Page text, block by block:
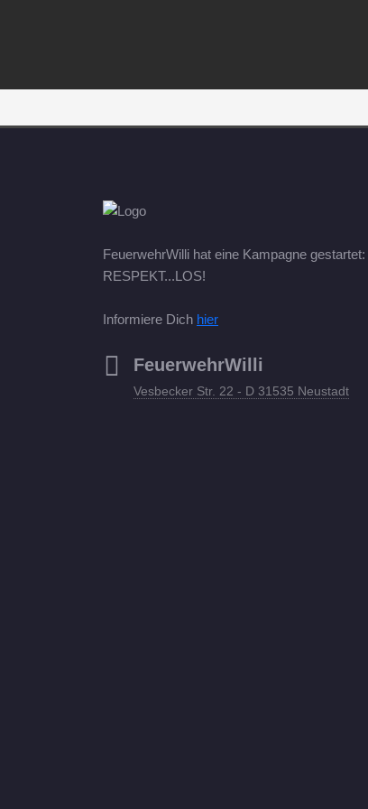
FeuerwehrWilli hat eine Kampagne gestartet:
RESPEKT...LOS!
Informiere Dich hier
FeuerwehrWilli
Vesbecker Str. 22 - D 31535 Neustadt